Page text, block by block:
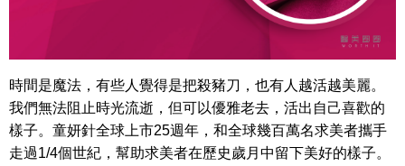
時間是魔法，有些人覺得是把殺豬刀，也有人越活越美麗。
我們無法阻止時光流逝，但可以優雅老去，活出自己喜歡的
樣子。童妍針全球上市25週年，和全球幾百萬名求美者攜手
走過1/4個世紀，幫助求美者在歷史歲月中留下美好的樣子。